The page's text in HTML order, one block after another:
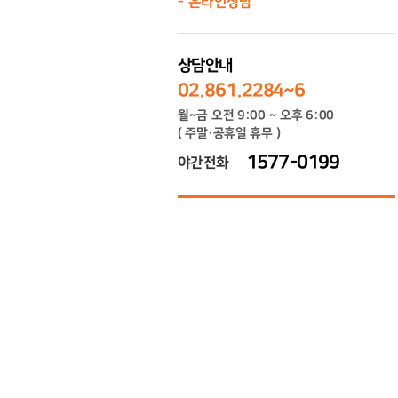
상담안내
02.861.2284~6
월~금 오전 9:00 ~ 오후 6:00
( 주말·공휴일 휴무 )
야간전화 1577-0199